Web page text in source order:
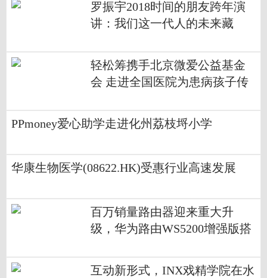
罗振宇2018时间的朋友跨年演
讲：我们这一代人的未来藏
轻松筹携手北京微爱公益基金
会 走进全国医院为患病孩子传
PPmoney爱心助学走进化州荔枝埒小学
华康生物医学(08622.HK)受惠行业高速发展
百万销量路由器迎来重大升
级，华为路由WS5200增强版搭
互动新形式，INX戏精学院在水